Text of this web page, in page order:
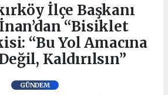
İlçe Başkanı
“Bisiklet
“Bu Yol Amacına
Kaldırılsın”
GÜNDEM